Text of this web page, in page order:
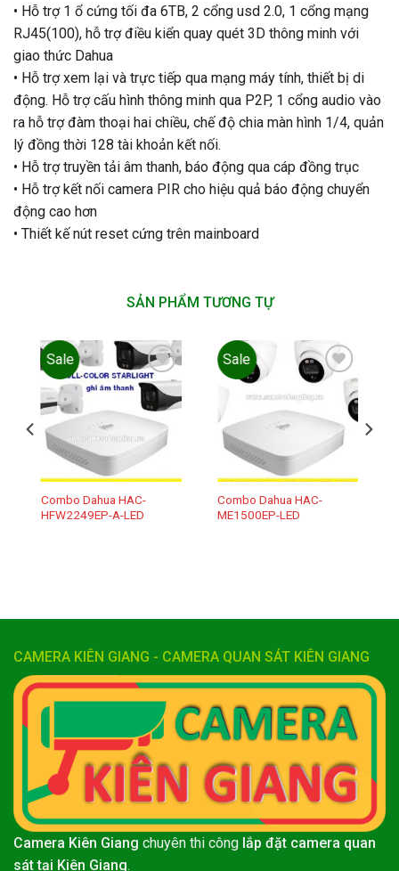
• Hỗ trợ 1 ổ cứng tối đa 6TB, 2 cổng usd 2.0, 1 cổng mạng
RJ45(100), hỗ trợ điều kiển quay quét 3D thông minh với
giao thức Dahua
• Hỗ trợ xem lại và trực tiếp qua mạng máy tính, thiết bị di
động. Hỗ trợ cấu hình thông minh qua P2P, 1 cổng audio vào
ra hỗ trợ đàm thoại hai chiều, chế độ chia màn hình 1/4, quản
lý đồng thời 128 tài khoản kết nối.
• Hỗ trợ truyền tải âm thanh, báo động qua cáp đồng trục
• Hỗ trợ kết nối camera PIR cho hiệu quả báo động chuyển
động cao hơn
• Thiết kế nút reset cứng trên mainboard
SẢN PHẨM TƯƠNG TỰ
Sale
Add to
wishlist
Combo Dahua HAC-
HFW2249EP-A-LED
Sale
Add to
wishlist
Combo Dahua HAC-
ME1500EP-LED
CAMERA KIÊN GIANG - CAMERA QUAN SÁT KIÊN GIANG
Camera Kiên Giang chuyên thi công lắp đặt camera quan
sát tại Kiên Giang.